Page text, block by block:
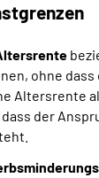
ohne dass
Altersrente
der